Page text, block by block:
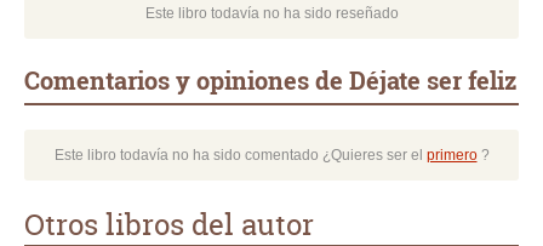
Este libro todavía no ha sido reseñado
Comentarios y opiniones de Déjate ser feliz
Este libro todavía no ha sido comentado ¿Quieres ser el primero?
Otros libros del autor